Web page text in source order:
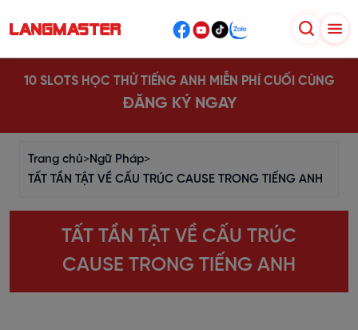
10 SLOTS HỌC THỬ TIẾNG ANH MIỄN PHÍ CUỐI CÙNG
ĐĂNG KÝ NGAY
Trang chủ>Ngữ Pháp>
TẤT TẦN TẬT VỀ CẤU TRÚC CAUSE TRONG TIẾNG ANH
TẤT TẦN TẬT VỀ CẤU TRÚC
CAUSE TRONG TIẾNG ANH